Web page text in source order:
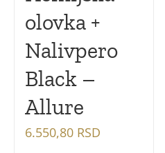
olovka +
Nalivpero
Black –
Allure
6.550,80 RSD